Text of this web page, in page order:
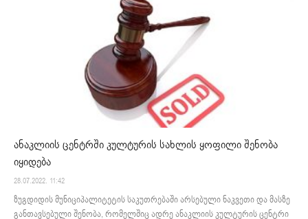
ანაკლიის ცენტრში კულტურის სახლის ყოფილი შენობა
იყიდება
28.07.2022. 11:42
ზუგდიდის მუნიციპალიტეტის საკუთრებაში არსებული ნაკვეთი და მასზე
განთავსებული შენობა, რომელშიც ადრე ანაკლიის კულტურის ცენტრი